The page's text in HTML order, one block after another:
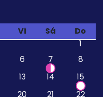
Vi Sá
Do
1
6 7
8
13 14
15
20 21 22